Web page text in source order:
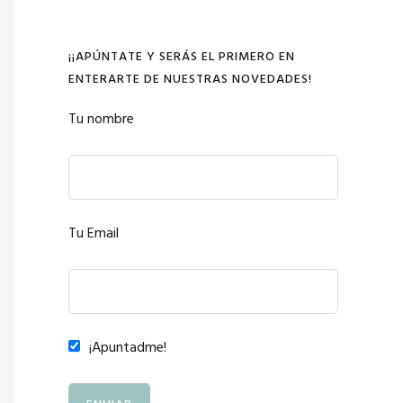
¡¡APÚNTATE Y SERÁS EL PRIMERO EN
ENTERARTE DE NUESTRAS NOVEDADES!
Tu nombre
Tu Email
¡Apuntadme!